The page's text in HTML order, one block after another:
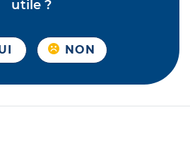
utile ?
NON